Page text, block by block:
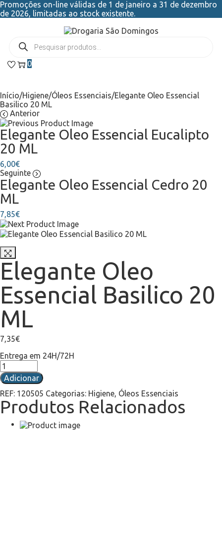
Promoções on-line válidas de 1 de janeiro a 31 de dezembro
de 2026, limitadas ao stock existente.
0
Início/Higiene/Óleos Essenciais/Elegante Oleo Essencial
Basilico 20 ML
Anterior
Elegante Oleo Essencial Eucalipto
20 ML
6,00€
Seguinte
Elegante Oleo Essencial Cedro 20
ML
7,85€
Elegante Oleo
Essencial Basilico 20
ML
7,35€
Entrega em 24H/72H
Adicionar
REF: 120505 Categorias: Higiene, Óleos Essenciais
Produtos Relacionados